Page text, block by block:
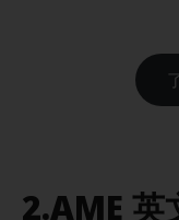
2.AME 英